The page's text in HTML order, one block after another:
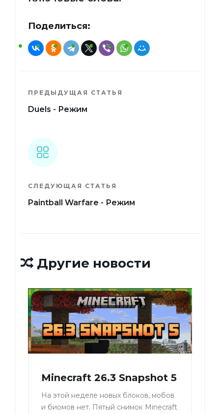
Поделиться:
ПРЕДЫДУЩАЯ СТАТЬЯ
Duels - Режим
СЛЕДУЮЩАЯ СТАТЬЯ
Paintball Warfare - Режим
Другие новости
Minecraft 26.3 Snapshot 5
На этой неделе новых блоков, мобов
и биомов нет. Пятый снимок Minecraft